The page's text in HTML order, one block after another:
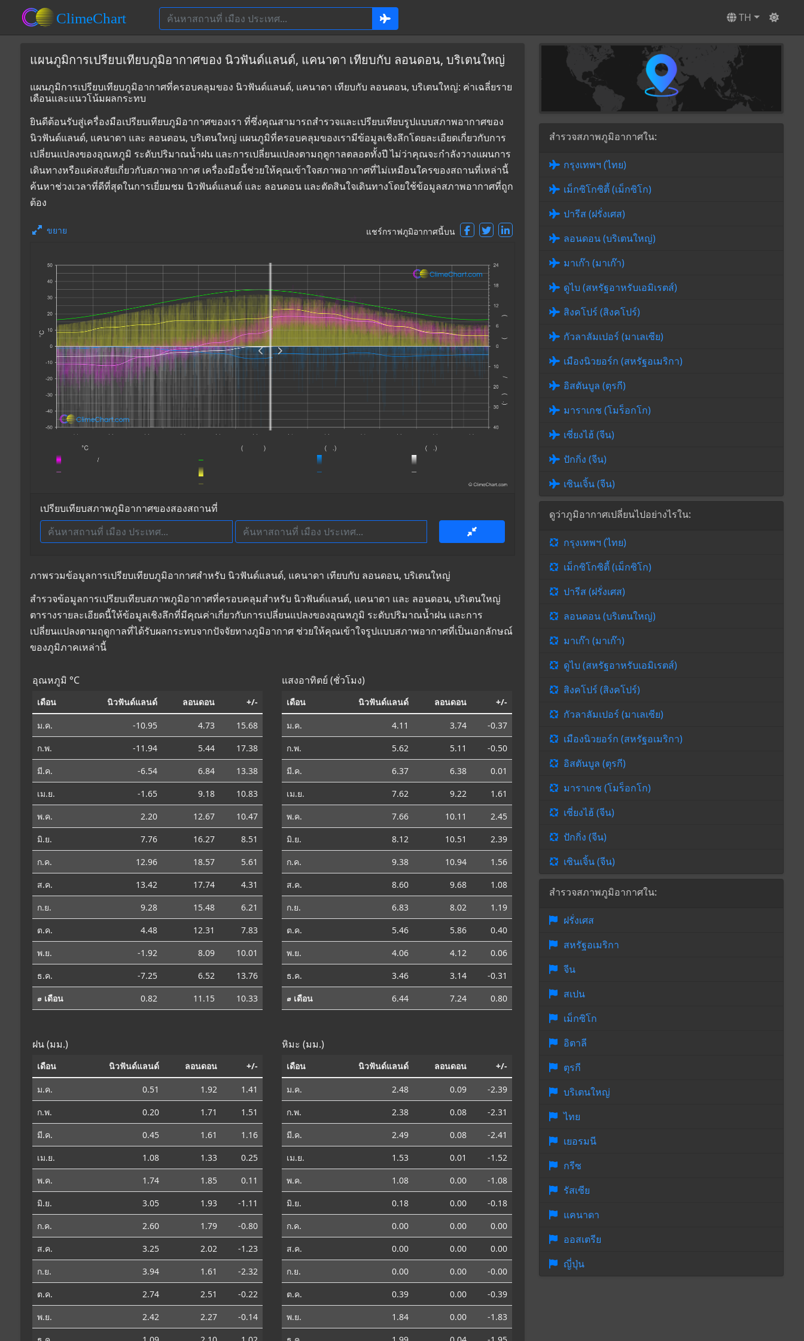
TH
แผนภูมิการเปรียบเทียบภูมิอากาศของ นิวฟันด์แลนด์, แคนาดา เทียบกับ ลอนดอน, บริเตนใหญ่
แผนภูมิการเปรียบเทียบภูมิอากาศที่ครอบคลุมของ นิวฟันด์แลนด์, แคนาดา เทียบกับ ลอนดอน, บริเตนใหญ่: ค่าเฉลี่ยราย
เดือนและแนวโน้มผลกระทบ
ยินดีต้อนรับสู่เครื่องมือเปรียบเทียบภูมิอากาศของเรา ที่ซึ่งคุณสามารถสำรวจและเปรียบเทียบรูปแบบสภาพอากาศของ
นิวฟันด์แลนด์, แคนาดา และ ลอนดอน, บริเตนใหญ่ แผนภูมิที่ครอบคลุมของเรามีข้อมูลเชิงลึกโดยละเอียดเกี่ยวกับการ
เปลี่ยนแปลงของอุณหภูมิ ระดับปริมาณน้ำฝน และการเปลี่ยนแปลงตามฤดูกาลตลอดทั้งปี ไม่ว่าคุณจะกำลังวางแผนการ
เดินทางหรือแค่สงสัยเกี่ยวกับสภาพอากาศ เครื่องมือนี้ช่วยให้คุณเข้าใจสภาพอากาศที่ไม่เหมือนใครของสถานที่เหล่านี้
ค้นหาช่วงเวลาที่ดีที่สุดในการเยี่ยมชม นิวฟันด์แลนด์ และ ลอนดอน และตัดสินใจเดินทางโดยใช้ข้อมูลสภาพอากาศที่ถูก
ต้อง
ขยาย แชร์กราฟภูมิอากาศนี้บน
เปรียบเทียบสภาพภูมิอากาศของสองสถานที่
ภาพรวมข้อมูลการเปรียบเทียบภูมิอากาศสำหรับ นิวฟันด์แลนด์, แคนาดา เทียบกับ ลอนดอน, บริเตนใหญ่
สำรวจข้อมูลการเปรียบเทียบสภาพภูมิอากาศที่ครอบคลุมสำหรับ นิวฟันด์แลนด์, แคนาดา และ ลอนดอน, บริเตนใหญ่
ตารางรายละเอียดนี้ให้ข้อมูลเชิงลึกที่มีคุณค่าเกี่ยวกับการเปลี่ยนแปลงของอุณหภูมิ ระดับปริมาณน้ำฝน และการ
เปลี่ยนแปลงตามฤดูกาลที่ได้รับผลกระทบจากปัจจัยทางภูมิอากาศ ช่วยให้คุณเข้าใจรูปแบบสภาพอากาศที่เป็นเอกลักษณ์
ของภูมิภาคเหล่านี้
อุณหภูมิ °C
เดือน นิวฟันด์แลนด์ ลอนดอน +/-
ม.ค. -10.95 4.73
15.68
ก.พ.
-11.94 5.44
17.38
มี.ค.
-6.54 6.84
13.38
เม.ย.
-1.65 9.18
10.83
พ.ค.
2.20 12.67
10.47
มิ.ย.
7.76 16.27
8.51
ก.ค.
12.96 18.57
5.61
ส.ค.
13.42 17.74
4.31
ก.ย.
9.28 15.48
6.21
ต.ค.
4.48 12.31
7.83
พ.ย.
-1.92 8.09
10.01
ธ.ค.
-7.25 6.52
13.76
⌀ เดือน
0.82 11.15 10.33
แสงอาทิตย์ (ชั่วโมง)
เดือน นิวฟันด์แลนด์ ลอนดอน +/-
ม.ค. 4.11 3.74
-0.37
ก.พ.
5.62 5.11
-0.50
มี.ค.
6.37 6.38
0.01
เม.ย.
7.62 9.22
1.61
พ.ค.
7.66 10.11
2.45
มิ.ย.
8.12 10.51
2.39
ก.ค.
9.38 10.94
1.56
ส.ค.
8.60 9.68
1.08
ก.ย.
6.83 8.02
1.19
ต.ค.
5.46 5.86
0.40
พ.ย.
4.06 4.12
0.06
ธ.ค.
3.46 3.14
-0.31
⌀ เดือน
6.44 7.24 0.80
ฝน (มม.)
เดือน นิวฟันด์แลนด์ ลอนดอน +/-
ม.ค. 0.51 1.92
1.41
ก.พ.
0.20 1.71
1.51
มี.ค.
0.45 1.61
1.16
เม.ย.
1.08 1.33
0.25
พ.ค.
1.74 1.85
0.11
มิ.ย.
3.05 1.93
-1.11
ก.ค.
2.60 1.79
-0.80
ส.ค.
3.25 2.02
-1.23
ก.ย.
3.94 1.61
-2.32
ต.ค.
2.74 2.51
-0.22
พ.ย.
2.42 2.27
-0.14
หิมะ (มม.)
เดือน นิวฟันด์แลนด์ ลอนดอน +/-
ม.ค. 2.48 0.09
-2.39
ก.พ.
2.38 0.08
-2.31
มี.ค.
2.49 0.08
-2.41
เม.ย.
1.53 0.01
-1.52
พ.ค.
1.08 0.00
-1.08
มิ.ย.
0.18 0.00
-0.18
ก.ค.
0.00 0.00
0.00
ส.ค.
0.00 0.00
0.00
ก.ย.
0.00 0.00
-0.00
ต.ค.
0.39 0.00
-0.39
พ.ย.
1.84 0.00
-1.83
สำรวจสภาพภูมิอากาศใน:
กรุงเทพฯ (ไทย)
เม็กซิโกซิตี้ (เม็กซิโก)
ปารีส (ฝรั่งเศส)
ลอนดอน (บริเตนใหญ่)
มาเก๊า (มาเก๊า)
ดูไบ (สหรัฐอาหรับเอมิเรตส์)
สิงคโปร์ (สิงคโปร์)
กัวลาลัมเปอร์ (มาเลเซีย)
เมืองนิวยอร์ก (สหรัฐอเมริกา)
อิสตันบูล (ตุรกี)
มาราเกช (โมร็อกโก)
เซี่ยงไฮ้ (จีน)
ปักกิ่ง (จีน)
เซินเจิ้น (จีน)
ดูว่าภูมิอากาศเปลี่ยนไปอย่างไรใน:
กรุงเทพฯ (ไทย)
เม็กซิโกซิตี้ (เม็กซิโก)
ปารีส (ฝรั่งเศส)
ลอนดอน (บริเตนใหญ่)
มาเก๊า (มาเก๊า)
ดูไบ (สหรัฐอาหรับเอมิเรตส์)
สิงคโปร์ (สิงคโปร์)
กัวลาลัมเปอร์ (มาเลเซีย)
เมืองนิวยอร์ก (สหรัฐอเมริกา)
อิสตันบูล (ตุรกี)
มาราเกช (โมร็อกโก)
เซี่ยงไฮ้ (จีน)
ปักกิ่ง (จีน)
เซินเจิ้น (จีน)
สำรวจสภาพภูมิอากาศใน:
ฝรั่งเศส
สหรัฐอเมริกา
จีน
สเปน
เม็กซิโก
อิตาลี
ตุรกี
บริเตนใหญ่
ไทย
เยอรมนี
กรีซ
รัสเซีย
แคนาดา
ออสเตรีย
ญี่ปุ่น